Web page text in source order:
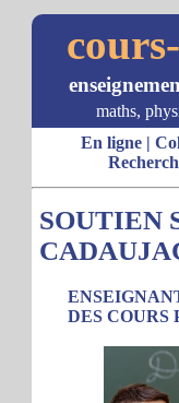
maths,
En ligne|
SOUTIEN
DES COURS